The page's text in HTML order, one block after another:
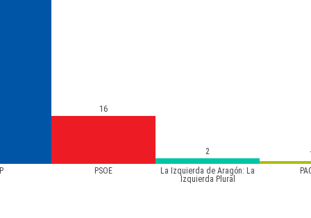
PSOE
La Izquierda de Aragón: La
Izquierda Plural
16
2